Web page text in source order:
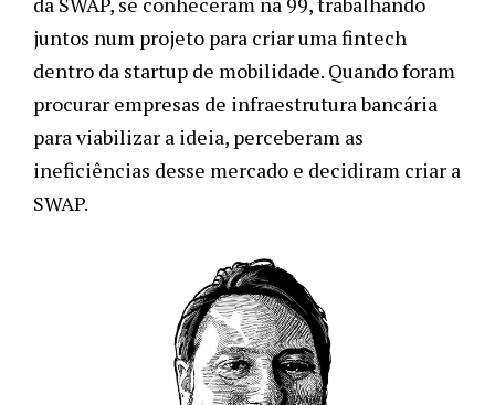
juntos num projeto para criar uma fintech
dentro da startup de mobilidade. Quando foram
procurar empresas de infraestrutura bancária
para viabilizar a ideia, perceberam as
ineficiências desse mercado e decidiram criar a
SWAP.